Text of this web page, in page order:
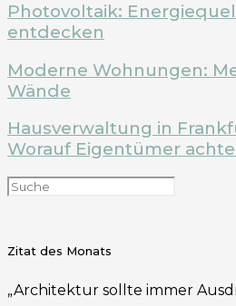
Photovoltaik:
entdecken
Moderne Wohnungen:
Wände
Hausverwaltung in
Worauf Eigentümer
Zitat des Monats
„Architektur sollte immer